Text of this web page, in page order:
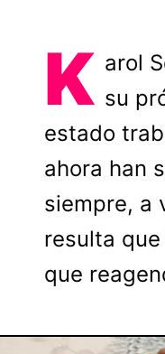
K arol
su
estado
ahora han
siempre, a
resulta que
que